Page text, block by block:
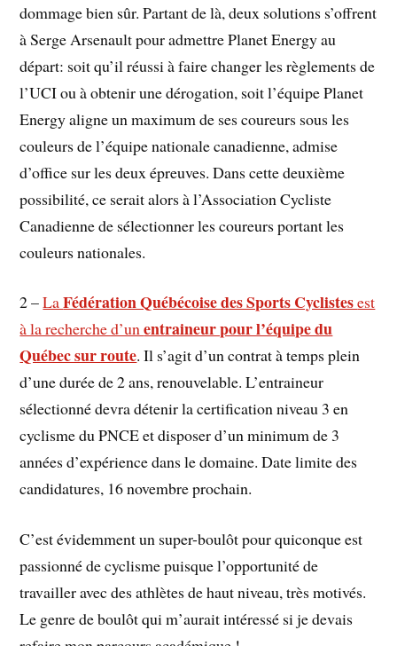
dommage bien sûr. Partant de là, deux solutions s’offrent
à Serge Arsenault pour admettre Planet Energy au
départ: soit qu’il réussi à faire changer les règlements de
l’UCI ou à obtenir une dérogation, soit l’équipe Planet
Energy aligne un maximum de ses coureurs sous les
couleurs de l’équipe nationale canadienne, admise
d’office sur les deux épreuves. Dans cette deuxième
possibilité, ce serait alors à l’Association Cycliste
Canadienne de sélectionner les coureurs portant les
couleurs nationales.
2 –LaFédération Québécoise des Sports Cyclistesest
à la recherche d’unentraineur pour l’équipe du
Québec sur route. Il s’agit d’un contrat à temps plein
d’une durée de 2 ans, renouvelable. L’entraineur
sélectionné devra détenir la certification niveau 3 en
cyclisme du PNCE et disposer d’un minimum de 3
années d’expérience dans le domaine. Date limite des
candidatures, 16 novembre prochain.
C’est évidemment un super-boulôt pour quiconque est
passionné de cyclisme puisque l’opportunité de
travailler avec des athlètes de haut niveau, très motivés.
Le genre de boulôt qui m’aurait intéressé si je devais